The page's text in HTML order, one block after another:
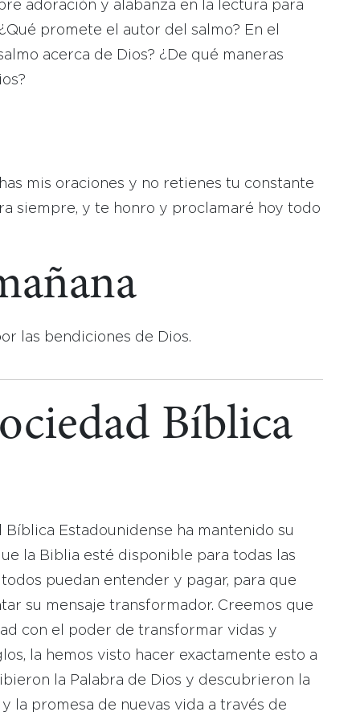
adoración y alabanza en la lectura para
promete el autor del salmo? En el
acerca de Dios? ¿De qué maneras
mis oraciones y no retienes tu constante
siempre, y te honro y proclamaré hoy todo
las bendiciones de Dios.
Bíblica
Bíblica Estadounidense ha mantenido su
la Biblia esté disponible para todas las
puedan entender y pagar, para que
su mensaje transformador. Creemos que
con el poder de transformar vidas y
la hemos visto hacer exactamente esto a
la Palabra de Dios y descubrieron la
la promesa de nuevas vida a través de